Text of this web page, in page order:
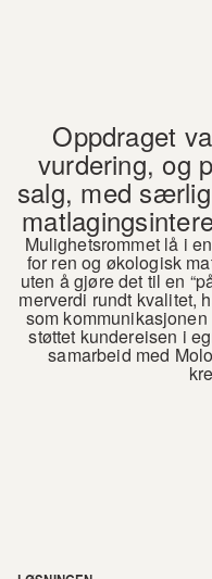
Oppdraget
vurdering, og
salg, med
Mulighetsrommet lå i
for ren og økologisk
uten å gjøre det til en
merverdi rundt kvalitet,
som
støttet kundereisen i
samarbeid med